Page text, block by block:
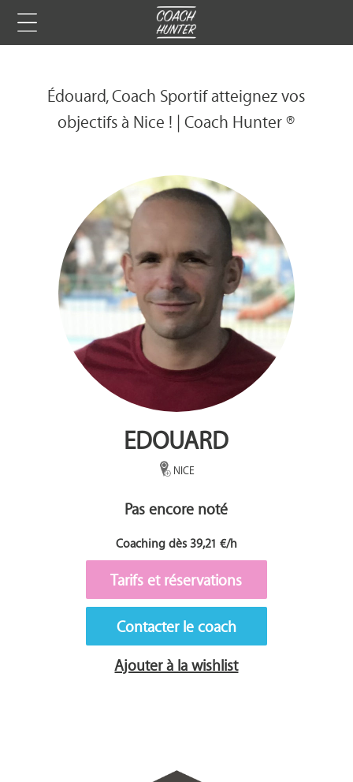
Édouard, Coach Sportif atteignez vos
objectifs à Nice ! | Coach Hunter ®
EDOUARD
NICE
Pas encore noté
Coaching dès 39,21 €/h
Tarifs et réservations
Contacter le coach
Ajouter à la wishlist